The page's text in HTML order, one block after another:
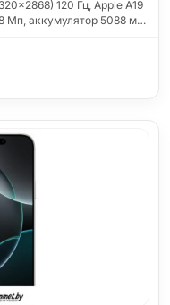
120 Гц, Apple A19
Мп, аккумулятор 5088 м…